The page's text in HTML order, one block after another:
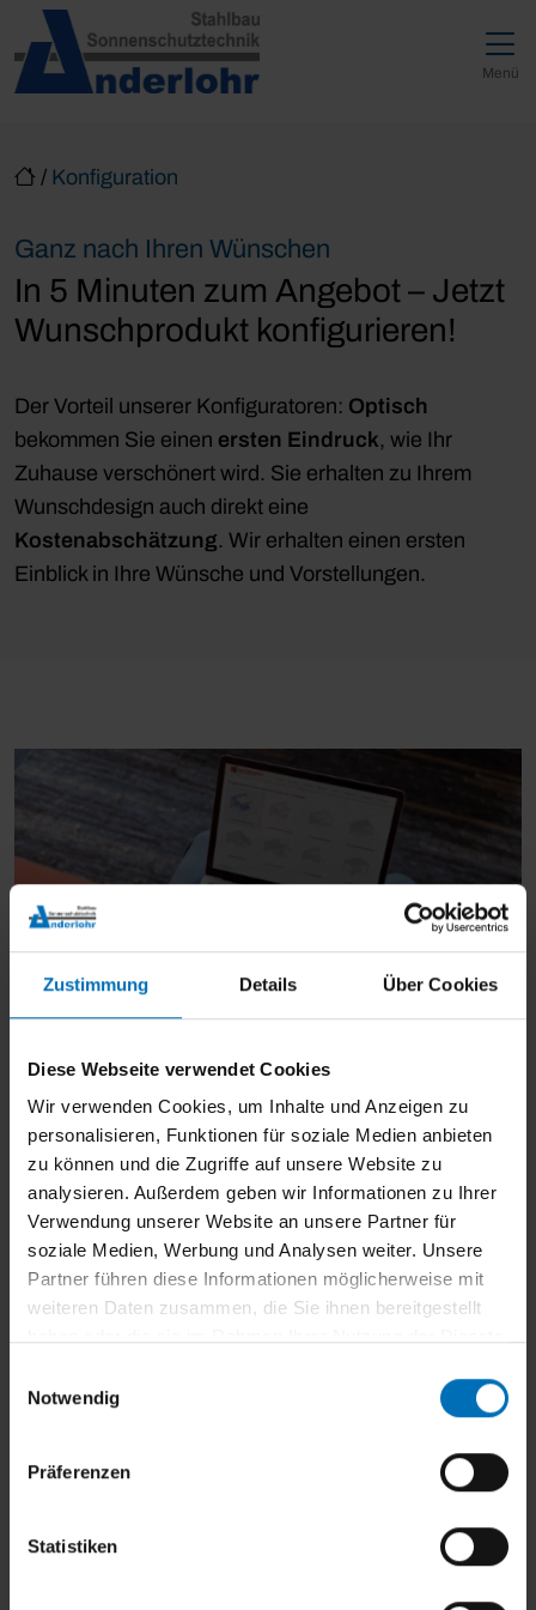
Zustimmung Details Über Cookies
Diese Webseite verwendet Cookies
Wir verwenden Cookies, um Inhalte und Anzeigen zu
personalisieren, Funktionen für soziale Medien anbieten
zu können und die Zugriffe auf unsere Website zu
analysieren. Außerdem geben wir Informationen zu Ihrer
Verwendung unserer Website an unsere Partner für
soziale Medien, Werbung und Analysen weiter. Unsere
Partner führen diese Informationen möglicherweise mit
weiteren Daten zusammen, die Sie ihnen bereitgestellt
Notwendig
Präferenzen
Statistiken
zur Top-Navigation
zur Hauptnavigation
Inhalt springen
zum Footer
Hauptnavigation Menü
/ Konfiguration
Ganz nach Ihren Wünschen
In 5 Minuten zum Angebot – Jetzt
Wunschprodukt konfigurieren!
Der Vorteil unserer Konfiguratoren: Optisch
bekommen Sie einen ersten Eindruck, wie Ihr
Zuhause verschönert wird. Sie erhalten zu Ihrem
Wunschdesign auch direkt eine
Kostenabschätzung. Wir erhalten einen ersten
Einblick in Ihre Wünsche und Vorstellungen.
Markisen / Terrassendach konfigurieren
Konfigurieren Sie Ihr Wunschprodukt imOutdoor
Living Bereich
und erhalten Sie ein unverbindliches
Angebot.